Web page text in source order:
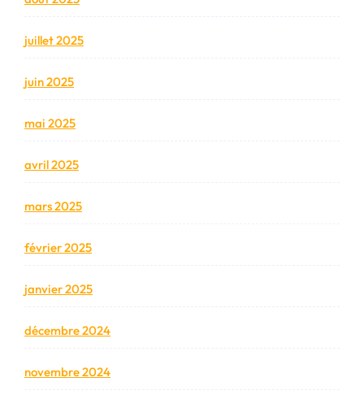
juillet 2025
juin 2025
mai 2025
avril 2025
mars 2025
février 2025
janvier 2025
décembre 2024
novembre 2024